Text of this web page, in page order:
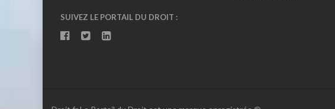
SUIVEZ LE PORTAIL DU DROIT :